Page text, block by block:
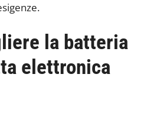
la batteria
elettronica